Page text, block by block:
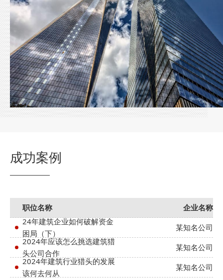
成功案例
职位名称
企业名称
24年建筑企业如何破解资金
困局（下）
某知名公司
2024年应该怎么挑选建筑猎
头公司合作
某知名公司
2024年建筑行业猎头的发展
该何去何从
某知名公司